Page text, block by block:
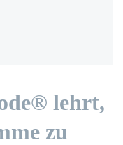
lehrt,
zu